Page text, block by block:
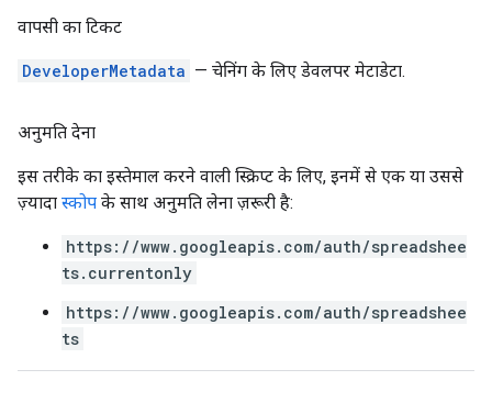
वापसी का टिकट
DeveloperMetadata — चेनिंग के लिए डेवलपर मेटाडेटा.
अनुमति देना
इस तरीके का इस्तेमाल करने वाली स्क्रिप्ट के लिए, इनमें से एक या उससे
ज़्यादा स्कोप के साथ अनुमति लेना ज़रूरी है:
https://www.googleapis.com/auth/spreadshee
ts.currentonly
https://www.googleapis.com/auth/spreadshee
ts